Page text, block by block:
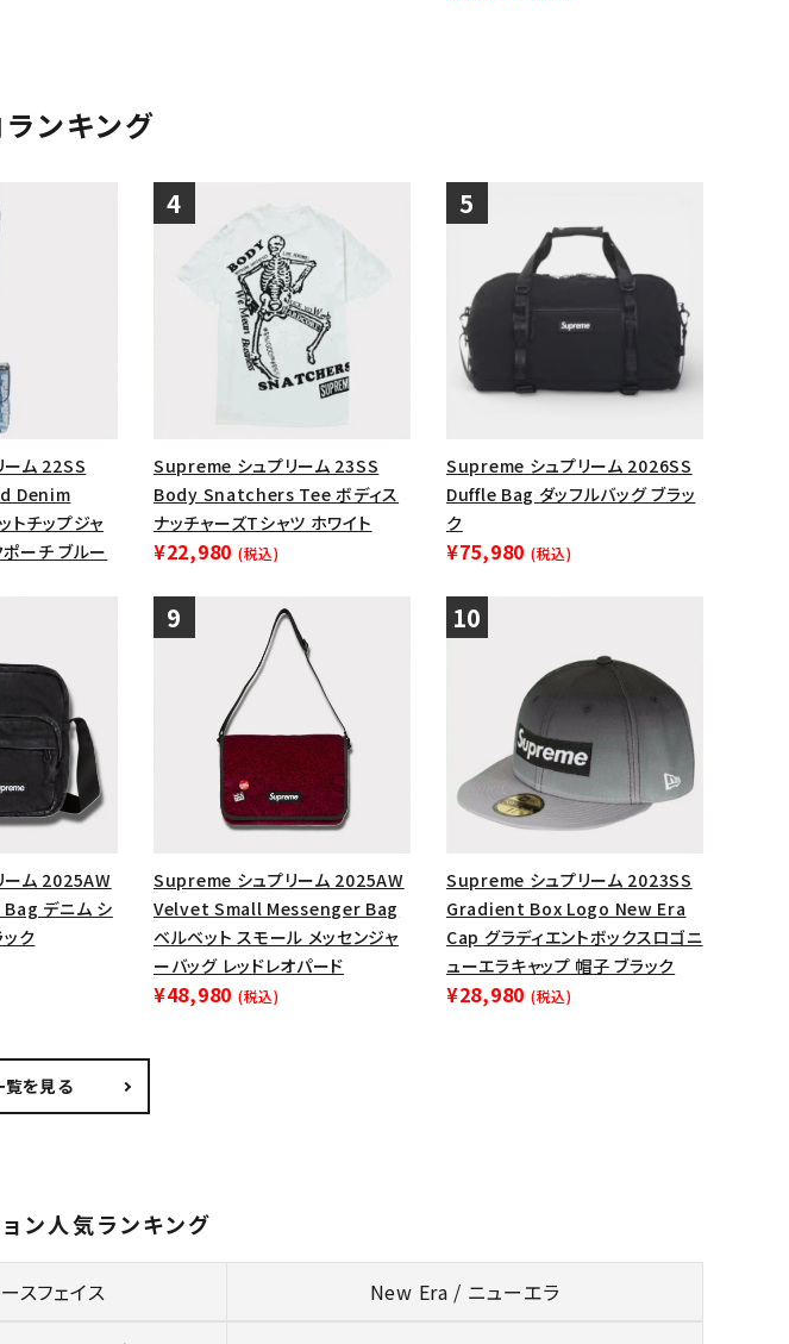
ンキング
ム 22SS
Denim
チップジャ
ーチ ブルー
Supreme シュプリーム 23SS
Body Snatchers Tee ボディス
ナッチャーズTシャツ ホワイト
¥22,980 (税込)
Supreme シュプリーム 2026SS
Duffle Bag ダッフルバッグ ブラッ
ク
¥75,980 (税込)
ム 2025AW
デニム シ
ク
Supreme シュプリーム 2025AW
Velvet Small Messenger Bag
ベルベット スモール メッセンジャ
ーバッグ レッドレオパード
¥48,980 (税込)
Supreme シュプリーム 2023SS
Gradient Box Logo New Era
Cap グラディエントボックスロゴニ
ューエラキャップ 帽子 ブラック
¥28,980 (税込)
覧を見る
ン人気ランキング
スフェイス New Era / ニューエラ